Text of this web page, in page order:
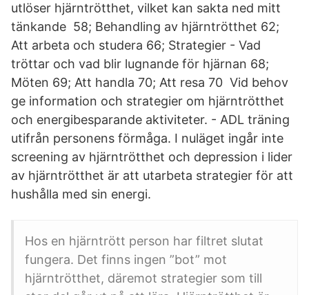
utlöser hjärntrötthet, vilket kan sakta ned mitt
tänkande 58; Behandling av hjärntrötthet 62;
Att arbeta och studera 66; Strategier - Vad
tröttar och vad blir lugnande för hjärnan 68;
Möten 69; Att handla 70; Att resa 70 Vid behov
ge information och strategier om hjärntrötthet
och energibesparande aktiviteter. - ADL träning
utifrån personens förmåga. I nuläget ingår inte
screening av hjärntrötthet och depression i lider
av hjärntrötthet är att utarbeta strategier för att
hushålla med sin energi.
Hos en hjärntrött person har filtret slutat
fungera. Det finns ingen ”bot” mot
hjärntrötthet, däremot strategier som till